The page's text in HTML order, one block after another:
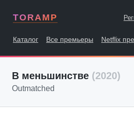
TORAMP
Каталог Все премьеры Netflix
В меньшинстве (2020)
Outmatched